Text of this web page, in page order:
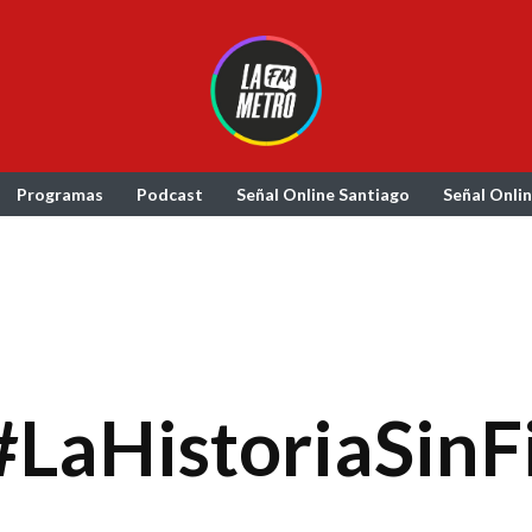
Programas Podcast Señal Online Santiago Señal